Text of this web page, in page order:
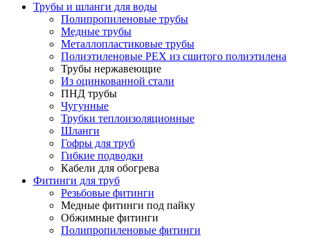
Трубы и шланги для воды
Полипропиленовые трубы
Медные трубы
Металлопластиковые трубы
Полиэтиленовые PEX из сшитого полиэтилена
Трубы нержавеющие
Из оцинкованной стали
ПНД трубы
Чугунные
Трубки теплоизоляционные
Шланги
Гофры для труб
Гибкие подводки
Кабели для обогрева
Фитинги для труб
Резьбовые фитинги
Медные фитинги под пайку
Обжимные фитинги
Полипропиленовые фитинги